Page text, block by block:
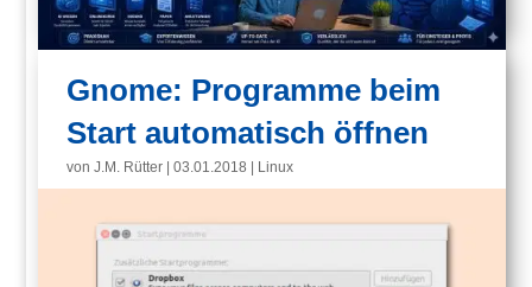
Gnome: Programme beim
Start automatisch öffnen
vonJ.M. Rütter |03.01.2018 Linux